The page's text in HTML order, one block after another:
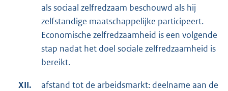
als sociaal zelfredzaam beschouwd als hij
zelfstandige maatschappelijke participeert.
Economische zelfredzaamheid is een volgende
stap nadat het doel sociale zelfredzaamheid is
bereikt.
XII.
afstand tot de arbeidsmarkt: deelname aan de